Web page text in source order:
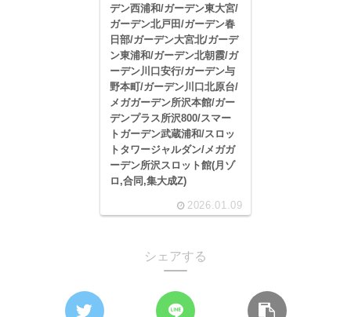
デン西浦和/ガーデン東大宮/
ガーデン北戸田/ガーデン春
日部/ガーデン大宮北/ガーデ
ン東浦和/ガーデン北朝霞/ガ
ーデン川口安行/ガーデン与
野本町/ガーデン川口北原台/
メガガーデン所沢本館/ガー
デンプラス所沢800/スマー
トガーデン武蔵浦和/スロッ
トタワージャルダン/メガガ
ーデン所沢スロット館(月ゾ
ロ,合同,集大成Z)
2026.01.09
シェアする